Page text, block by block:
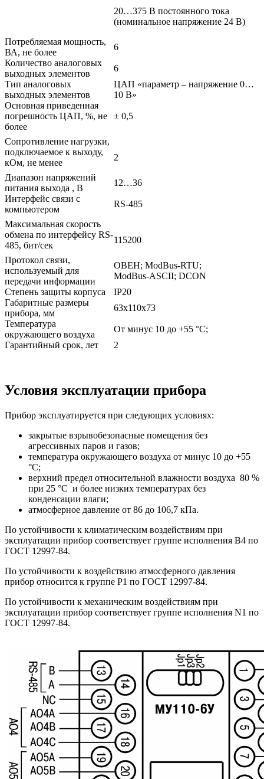
20…375 В постоянного тока
(номинальное напряжение 24 В)
Потребляемая мощность,
ВА, не более
6
Количество аналоговых
выходных элементов
6
Тип аналоговых
выходных элементов
ЦАП «параметр – напряжение 0…
10 В»
Основная приведенная
погрешность ЦАП, %, не
более
± 0,5
Сопротивление нагрузки,
подключаемое к выходу,
кОм, не менее
2
Диапазон напряжений
питания выхода , В
12…36
Интерфейс связи с
компьютером
RS-485
Максимальная скорость
обмена по интерфейсу RS-
485, бит/сек
115200
Протокол связи,
используемый для
передачи информации
ОВЕН; ModBus-RTU;
ModBus-ASCII; DCON
Степень защиты корпуса
IP20
Габаритные размеры
прибора, мм
63х110х73
Температура
окружающего воздуха
От минус 10 до +55 °С;
Гарантийный срок, лет
2
Условия эксплуатации прибора
Прибор эксплуатируется при следующих условиях:
закрытые взрывобезопасные помещения без
агрессивных паров и газов;
температура окружающего воздуха от минус 10 до +55
°С;
верхний предел относительной влажности воздуха 80 %
при 25 °С и более низких температурах без
конденсации влаги;
атмосферное давление от 86 до 106,7 кПа.
По устойчивости к климатическим воздействиям при
эксплуатации прибор соответствует группе исполнения В4 по
ГОСТ 12997-84.
По устойчивости к воздействию атмосферного давления
прибор относится к группе Р1 по ГОСТ 12997-84.
По устойчивости к механическим воздействиям при
эксплуатации прибор соответствует группе исполнения N1 по
ГОСТ 12997-84.